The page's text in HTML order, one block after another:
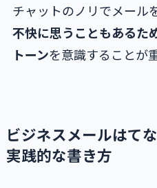
チャットのノリでメール
不快に思うこともあるた
トーンを意識することが
ビジネスメールはて
実践的な書き方